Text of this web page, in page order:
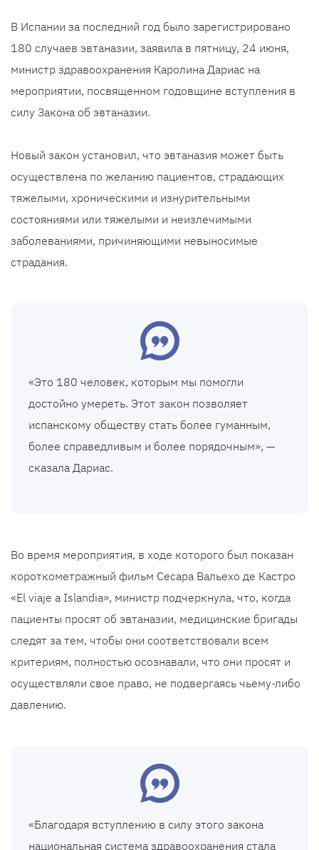
В Испании за последний год было зарегистрировано
180 случаев эвтаназии, заявила в пятницу, 24 июня,
министр здравоохранения Каролина Дариас на
мероприятии, посвященном годовщине вступления в
силу Закона об эвтаназии.
Новый закон установил, что эвтаназия может быть
осуществлена ​​по желанию пациентов, страдающих
тяжелыми, хроническими и изнурительными
состояниями или тяжелыми и неизлечимыми
заболеваниями, причиняющими невыносимые
страдания.
«Это 180 человек, которым мы помогли
достойно умереть. Этот закон позволяет
испанскому обществу стать более гуманным,
более справедливым и более порядочным», —
сказала Дариас.
Во время мероприятия, в ходе которого был показан
короткометражный фильм Сесара Вальехо де Кастро
«El viaje a Islandia», министр подчеркнула, что, когда
пациенты просят об эвтаназии, медицинские бригады
следят за тем, чтобы они соответствовали всем
критериям, полностью осознавали, что они просят и
осуществляли свое право, не подвергаясь чьему-либо
давлению.
«Благодаря вступлению в силу этого закона
национальная система здравоохранения стала